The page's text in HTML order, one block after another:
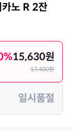
노 R 2잔
%15,630원
17,400원
일시품절